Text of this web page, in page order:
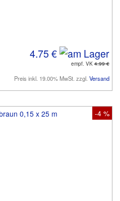
4.75 €
empf. VK 4.99 €
Preis inkl. 19.00% MwSt. zzgl. Versand
-4 %